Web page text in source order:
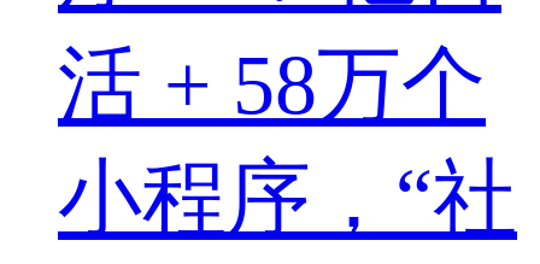
活 + 58万个
小程序，“社